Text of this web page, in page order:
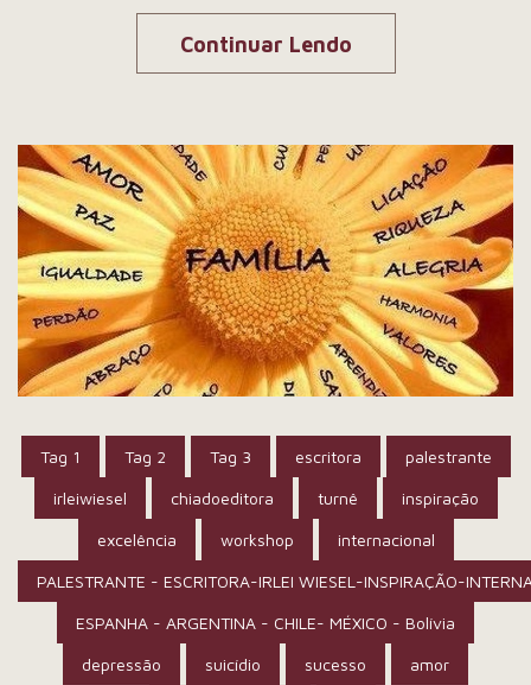
Continuar Lendo
Tag 1 Tag 2 Tag 3 escritora palestrante
irleiwiesel chiadoeditora turnê inspiração
excelência workshop internacional
PALESTRANTE - ESCRITORA-IRLEI WIESEL-INSPIRAÇÃO-
ESPANHA - ARGENTINA - CHILE- MÉXICO - Bolívia
depressão suicídio sucesso amor